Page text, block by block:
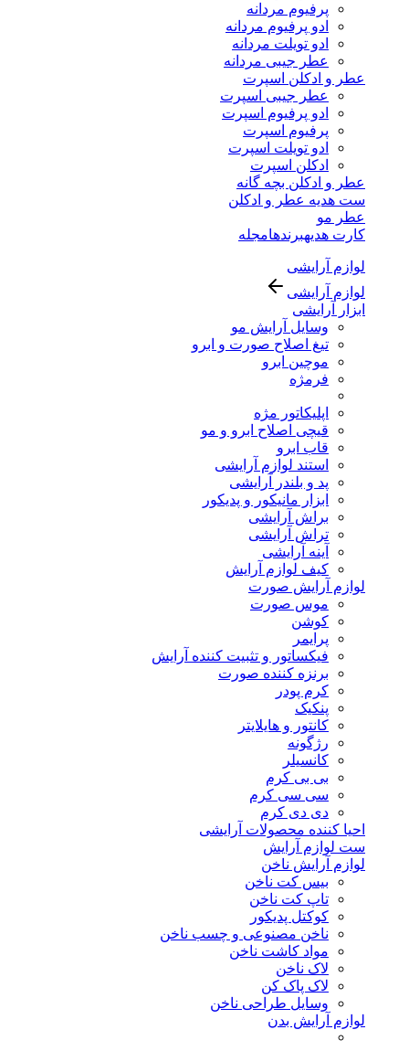
پرفیوم مردانه
ادو پرفیوم مردانه
ادو تویلت مردانه
عطر جیبی مردانه
عطر و ادکلن اسپرت
عطر جیبی اسپرت
ادو پرفیوم اسپرت
پرفیوم اسپرت
ادو تویلت اسپرت
ادکلن اسپرت
عطر و ادکلن بچه گانه
ست هدیه عطر و ادکلن
عطر مو
کارت هدیهبرندهامجله
لوازم آرایشی
لوازم آرایشی
ابزار آرایشی
وسایل آرایش مو
تیغ اصلاح صورت و ابرو
موچین ابرو
فرمژه
اپلیکاتور مژه
قیچی اصلاح ابرو و مو
قاب ابرو
استند لوازم آرایشی
پد و بلندر آرایشی
ابزار مانیکور و پدیکور
براش آرایشی
تراش آرایشی
آینه آرایشی
کیف لوازم آرایش
لوازم آرایش صورت
موس صورت
کوشن
پرایمر
فیکساتور و تثبیت کننده آرایش
برنزه کننده صورت
کرم پودر
پنکیک
کانتور و هایلایتر
رژگونه
کانسیلر
بی بی کرم
سی سی کرم
دی دی کرم
احیا کننده محصولات آرایشی
ست لوازم آرایش
لوازم آرایش ناخن
بیس کت ناخن
تاپ کت ناخن
کوکتل پدیکور
ناخن مصنوعی و چسب ناخن
مواد کاشت ناخن
لاک ناخن
لاک پاک کن
وسایل طراحی ناخن
لوازم آرایش بدن